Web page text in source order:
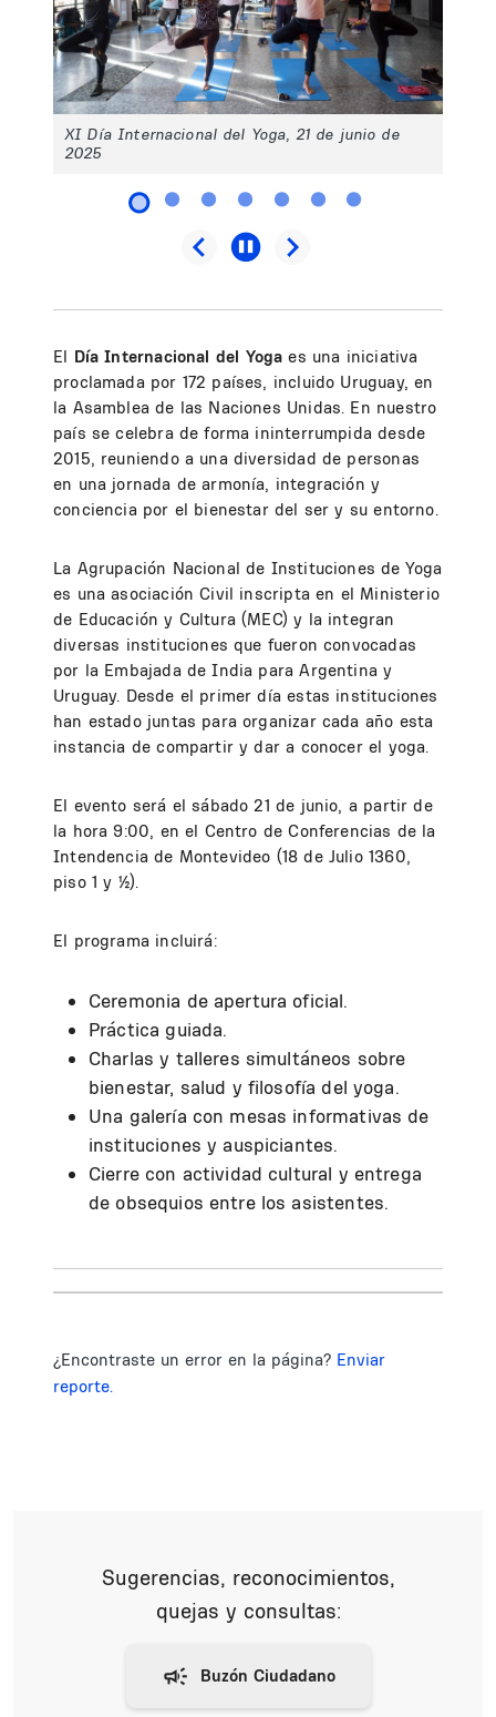
XI Día Internacional del Yoga, 21 de junio de
2025
El Día Internacional del Yogaes una iniciativa
proclamada por 172 países, incluido Uruguay, en
la Asamblea de las Naciones Unidas. En nuestro
país se celebra de forma ininterrumpida desde
2015, reuniendo a una diversidad de personas
en una jornada de armonía, integración y
conciencia por el bienestar del ser y su entorno.
La Agrupación Nacional de Instituciones de Yoga
es una asociación Civil inscripta en el Ministerio
de Educación y Cultura (MEC) y la integran
diversas instituciones que fueron convocadas
por la Embajada de India para Argentina y
Uruguay. Desde el primer día estas instituciones
han estado juntas para organizar cada año esta
instancia de compartir y dar a conocer el yoga.
El evento será el sábado 21 de junio, a partir de
la hora 9:00, en el Centro de Conferencias de la
Intendencia de Montevideo (18 de Julio 1360,
piso 1 y ½).
El programa incluirá:
Ceremonia de apertura oficial.
Práctica guiada.
Charlas y talleres simultáneos sobre
bienestar, salud y filosofía del yoga.
Una galería con mesas informativas de
instituciones y auspiciantes.
Cierre con actividad cultural y entrega
de obsequios entre los asistentes.
¿Encontraste un error en la página? Enviar
reporte.
Sugerencias, reconocimientos,
quejas y consultas: